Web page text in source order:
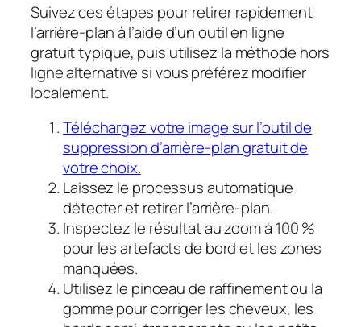
Suivez ces étapes pour retirer rapidement
l’arrière-plan à l’aide d’un outil en ligne
gratuit typique, puis utilisez la méthode hors
ligne alternative si vous préférez modifier
localement.
Téléchargez votre image sur l’outil de
suppression d’arrière-plan gratuit de
votre choix.
Laissez le processus automatique
détecter et retirer l’arrière-plan.
Inspectez le résultat au zoom à 100 %
pour les artefacts de bord et les zones
manquées.
Utilisez le pinceau de raffinement ou la
gomme pour corriger les cheveux, les